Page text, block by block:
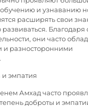
и узнаванию
расширять свои
развиваться. Благодаря
они часто
и разносторонними
и эмпатия
Амхад часто
доброты и